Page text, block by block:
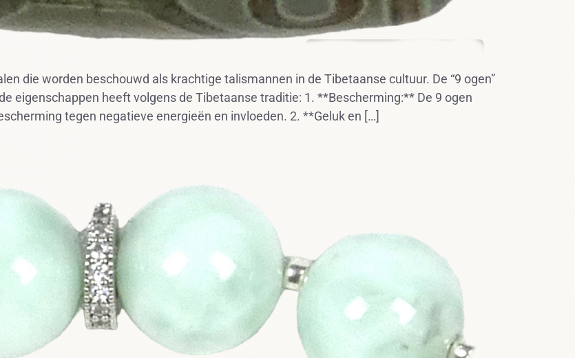
die worden beschouwd als krachtige talismannen in de Tibetaanse cultuur. De “9 ogen”
eigenschappen heeft volgens de Tibetaanse traditie: 1. **Bescherming:** De 9 ogen
tegen negatieve energieën en invloeden. 2. **Geluk en […]